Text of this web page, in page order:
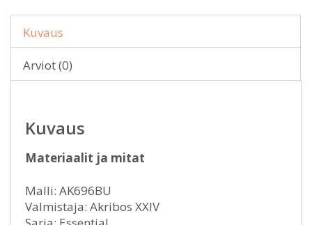
Kuvaus
Arviot (0)
Kuvaus
Materiaalit ja mitat
Malli: AK696BU
Valmistaja: Akribos XXIV